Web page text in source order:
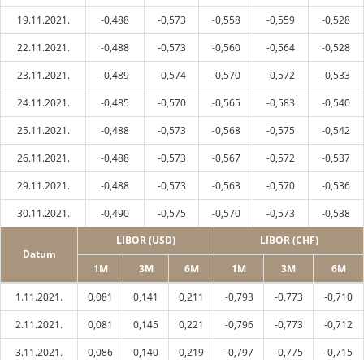
19.11.2021.
-0,488 -0,573 -0,558 -0,559
-0,528
22.11.2021.
-0,488 -0,573 -0,560 -0,564
-0,528
23.11.2021.
-0,489 -0,574 -0,570 -0,572
-0,533
24.11.2021.
-0,485 -0,570 -0,565 -0,583
-0,540
25.11.2021.
-0,488 -0,573 -0,568 -0,575
-0,542
26.11.2021.
-0,488 -0,573 -0,567 -0,572
-0,537
29.11.2021.
-0,488 -0,573 -0,563 -0,570
-0,536
30.11.2021.
-0,490 -0,575 -0,570 -0,573 -0,538
Datum
LIBOR (USD) LIBOR (CHF)
1M 3M 6M 1M 3M 6M
1.11.2021. 0,081 0,141 0,211 -0,793 -0,773
-0,710
2.11.2021.
0,081 0,145 0,221 -0,796 -0,773
-0,712
3.11.2021.
0,086 0,140 0,219 -0,797 -0,775
-0,715